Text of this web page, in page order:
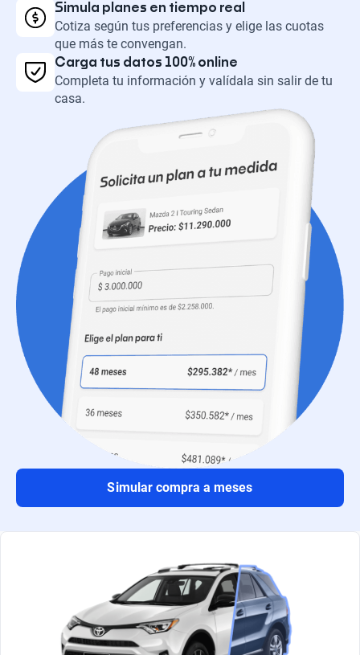
Simula planes en tiempo real
Cotiza según tus preferencias y elige las cuotas
que más te convengan.
Carga tus datos 100% online
Completa tu información y valídala sin salir de tu
casa.
Simular compra a meses